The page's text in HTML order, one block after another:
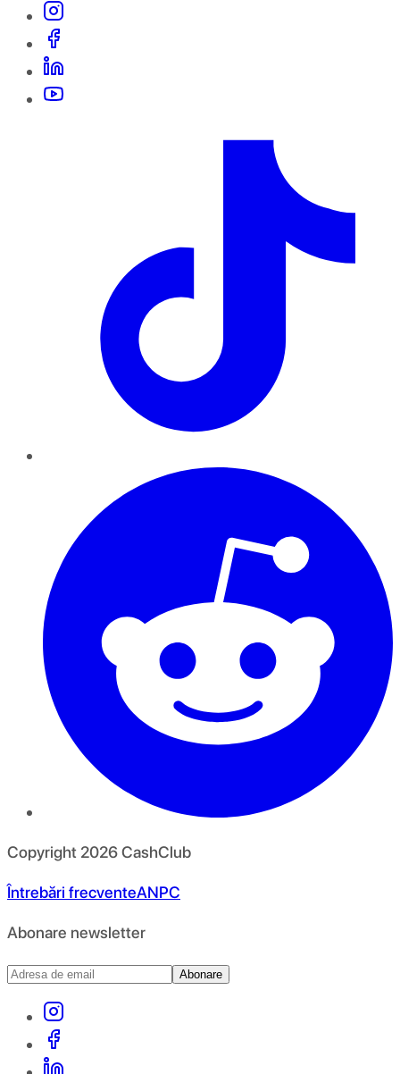
Copyright 2026CashClub
Întrebări frecventeANPC
Abonare newsletter
Abonare